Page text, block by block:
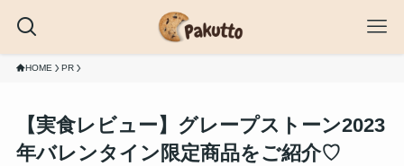
HOME PR
【実食レビュー】グレープストーン2023
年バレンタイン限定商品をご紹介♡